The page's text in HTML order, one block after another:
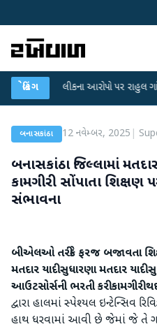
બ્રેકિંગ
પરીક્ષા લીકના આરોપો પર રાહુલ ગાંધીએ
બનાસકાંઠા 12 નવેમ્બર, 2025
બનાસકાંઠા જિલ્લામાં
કામગીરી સોંપાતા શિક્ષણ
સંભાવના
બીએલઓ તરીકે ફરજ બજાવતા
મતદાર યાદી સુધારણામતદાર યાદી
આઉટસોર્સની ભરતી કરી કામગીરી
દ્વારા હાલમાં સ્પેશ્યલ ઇન્ટેન્સિવ
હાથ ધરવામાં આવી છે જેમાં જે તે